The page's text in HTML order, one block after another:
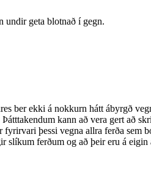
geta blotnað í gegn.
ber ekki á nokkurn hátt ábyrgð
kann að vera gert að
þessi vegna allra ferða sem
slíkum ferðum og að þeir eru á eigin